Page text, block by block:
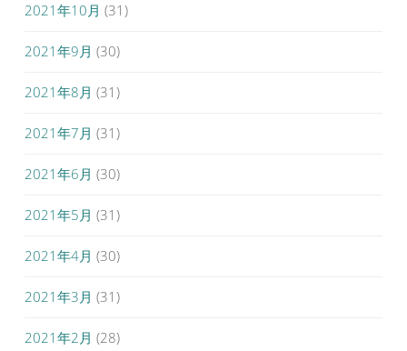
2021年10月 (31)
2021年9月 (30)
2021年8月 (31)
2021年7月 (31)
2021年6月 (30)
2021年5月 (31)
2021年4月 (30)
2021年3月 (31)
2021年2月 (28)